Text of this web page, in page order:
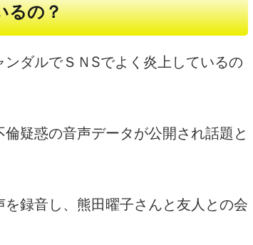
るの？
ダルでＳＮSでよく炎上しているの
疑惑の音声データが公開され話題と
録音し、熊田曜子さんと友人との会